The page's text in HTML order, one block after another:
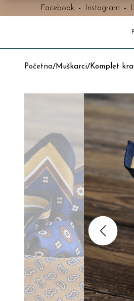
Facebook - Instagram -
Početna/Muškarci/Komplet